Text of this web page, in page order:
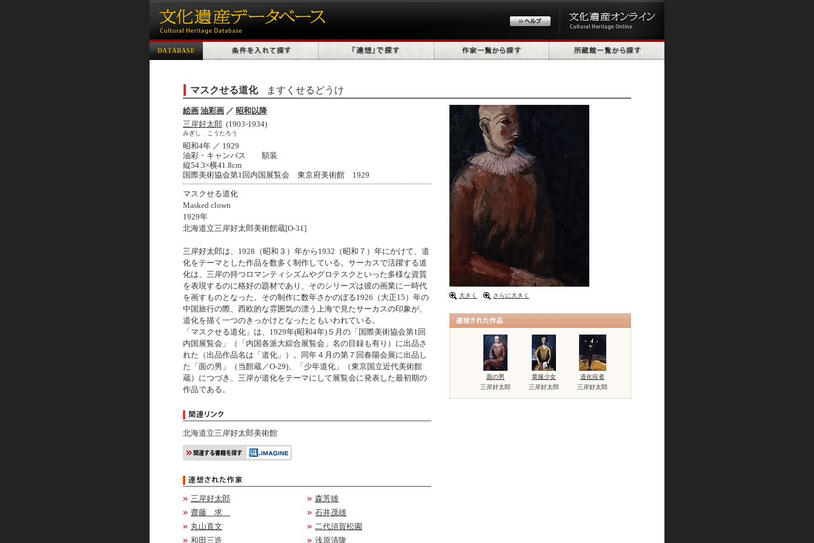
マスクせる道化 ますくせるどうけ
絵画 油彩画 ／ 昭和以降
三岸好太郎 (1903-1934)
みぎし こうたろう
昭和4年 ／ 1929
油彩・キャンバス 額装
縦54.3×横41.8cm
国際美術協会第1回内国展覧会 東京府美術館 1929
マスクせる道化
Masked clown
1929年
北海道立三岸好太郎美術館蔵[O-31]
三岸好太郎は、1928（昭和３）年から1932（昭和７）年にかけて、道
化をテーマとした作品を数多く制作している。サーカスで活躍する道
化は、三岸の持つロマンティシズムやグロテスクといった多様な資質
を表現するのに格好の題材であり、そのシリーズは彼の画業に一時代
を画すものとなった。その制作に数年さかのぼる1926（大正15）年の
中国旅行の際、西欧的な雰囲気の漂う上海で見たサーカスの印象が、
道化を描く一つのきっかけとなったともいわれている。
「マスクせる道化」は、1929年(昭和4年)５月の「国際美術協会第1回
内国展覧会」（「内国各派大綜合展覧会」名の目録も有り）に出品さ
れた（出品作品名は「道化」）。同年４月の第７回春陽会展に出品し
た「面の男」（当館蔵／O-29)、「少年道化」（東京国立近代美術館
蔵）につづき、三岸が道化をテーマにして展覧会に発表した最初期の
作品である。
北海道立三岸好太郎美術館
三岸好太郎
森芳雄
齋藤 求
石井茂雄
丸山直文
二代須賀松園
和田三造
浅原清隆
大きく さらに大きく
面の男
三岸好太郎
黄服少女
三岸好太郎
道化役者
三岸好太郎